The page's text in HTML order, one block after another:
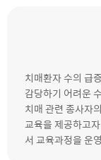
치매환자 수의 급
감당하기 어려운
치매 관련 종사자
교육을 제공하고
서 교육과정을 운